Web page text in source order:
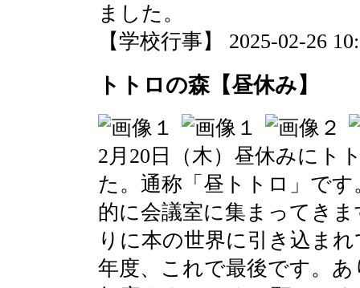
ました。
【学校行事】 2025-02-26
トトロの森【昼休み】
2月20日（木）昼休みにト
た。通称「昼トトロ」で
的に会議室に集まってき
りに本の世界に引き込ま
年度、これで最後です。